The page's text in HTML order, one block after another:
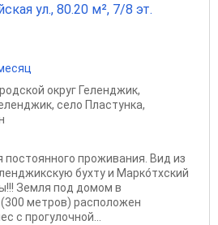
ул., 80.20 м², 7/8 эт.
округ Геленджик,
, село Пластунка,
постоянного проживания. Вид из
бухту и Марко́тхский
Земля под домом в
метров) расположен
с прогулочной...